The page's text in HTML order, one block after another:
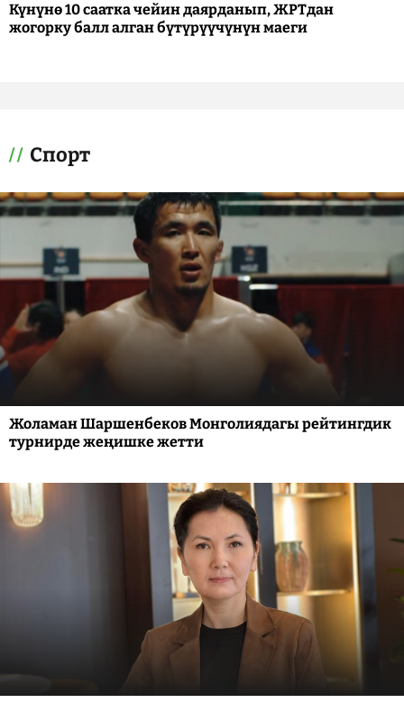
Күнүнө 10 саатка чейин даярданып, ЖРТдан
жогорку балл алган бүтүрүүчүнүн маеги
Спорт
Жоламан Шаршенбеков Монголиядагы рейтингдик
турнирде жеңишке жетти